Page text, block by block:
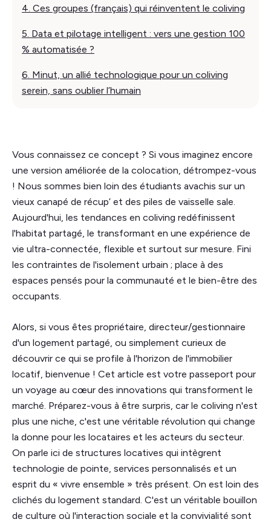
4. Ces groupes (français) qui réinventent le coliving
5. Data et pilotage intelligent : vers une gestion 100
% automatisée ?
6. Minut, un allié technologique pour un coliving
serein, sans oublier l’humain
Vous connaissez ce concept ? Si vous imaginez encore
une version améliorée de la colocation, détrompez-vous
! Nous sommes bien loin des étudiants avachis sur un
vieux canapé de récup’ et des piles de vaisselle sale.
Aujourd'hui, les tendances en coliving redéfinissent
l'habitat partagé, le transformant en une expérience de
vie ultra-connectée, flexible et surtout sur mesure. Fini
les contraintes de l'isolement urbain ; place à des
espaces pensés pour la communauté et le bien-être des
occupants.
Alors, si vous êtes propriétaire, directeur/gestionnaire
d'un logement partagé, ou simplement curieux de
découvrir ce qui se profile à l'horizon de l'immobilier
locatif, bienvenue ! Cet article est votre passeport pour
un voyage au cœur des innovations qui transforment le
marché. Préparez-vous à être surpris, car le coliving n'est
plus une niche, c'est une véritable révolution qui change
la donne pour les locataires et les acteurs du secteur.
On parle ici de structures locatives qui intègrent
technologie de pointe, services personnalisés et un
esprit du « vivre ensemble » très présent. On est loin des
clichés du logement standard. C'est un véritable bouillon
de culture où l'interaction sociale et la convivialité sont